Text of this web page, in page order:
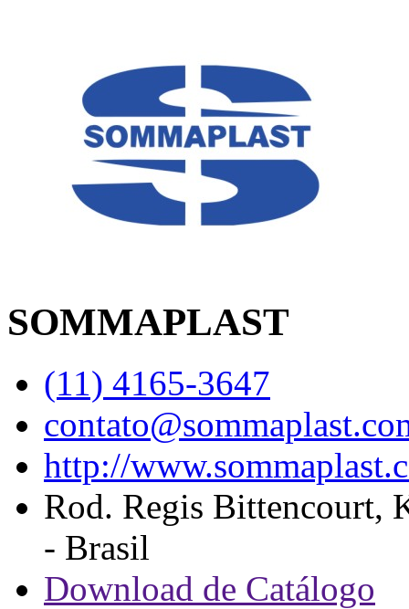
SOMMAPLAST
(11) 4165-3647
http://
Rod. Regis Bittencourt,
- Brasil
Download de Catálogo